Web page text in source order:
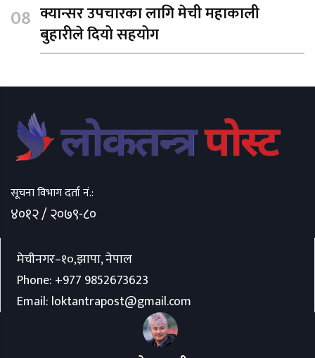
क्यान्सर उपचारका लागि मेची महाकाली
बुहारीले दियो सहयोग
सूचना विभाग दर्ता नं.:
४०१२ / २०७९-८०
मेचीनगर–१०,झापा, नेपाल
Phone: +977 9852673623
Email: loktantrapost@gmail.com